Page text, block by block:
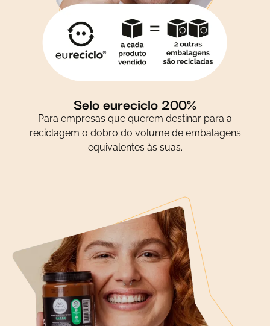
Selo eureciclo 200%
Para empresas que querem destinar para a
reciclagem o dobro do volume de embalagens
equivalentes às suas.